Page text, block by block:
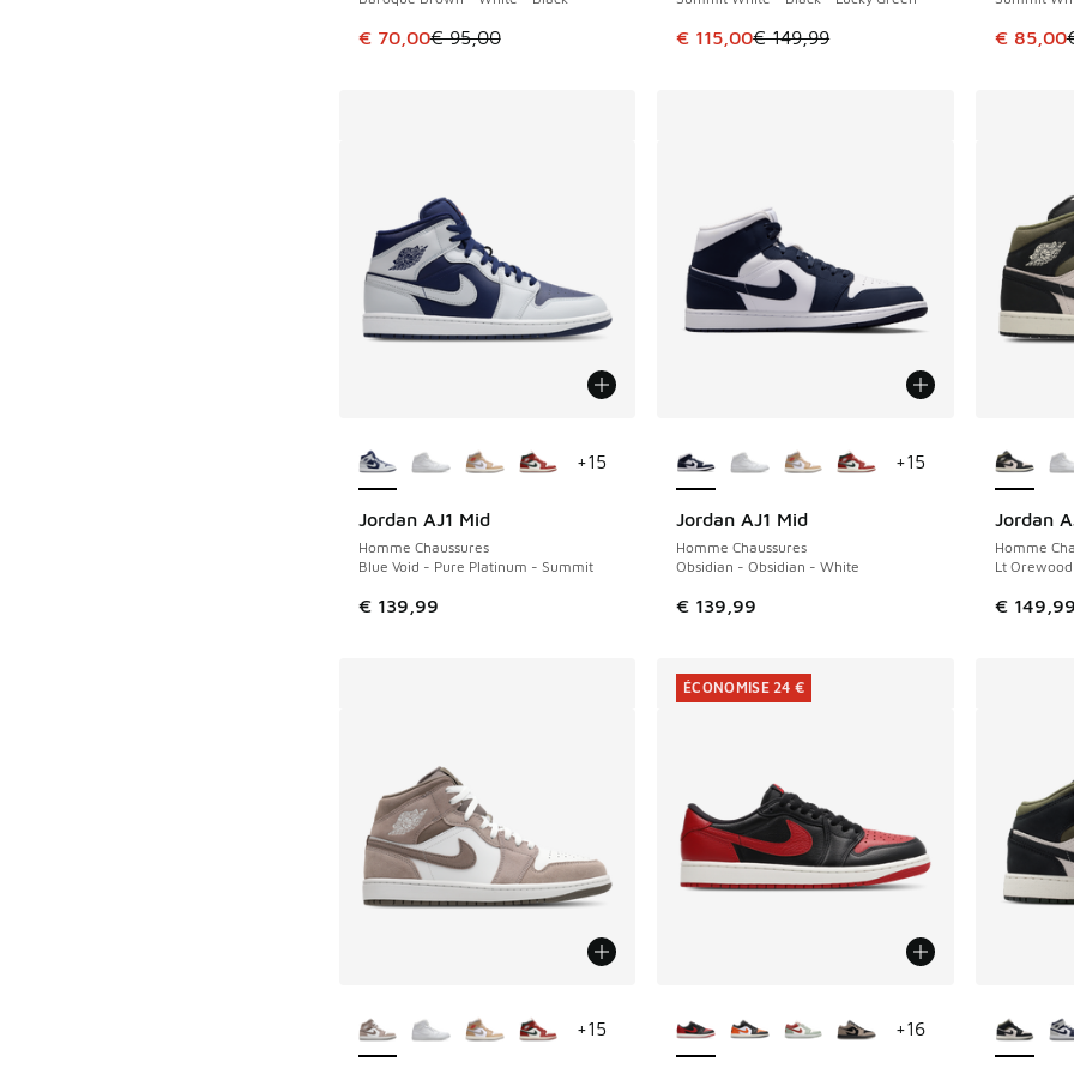
Cet article est en promotion. Prix en baisse de € 95,00 à € 70,00
€ 70,00€ 95,00 Cet article est en promotion. Prix en baisse
€ 115,00€ 149,99 Cet
€ 85,00
Jordan AJ1 Mid
Homme Chaussures
Blue Void - Pure Platinum - Summit
€ 139,99
+15
Jordan AJ1 Mid
Homme Chaussures
Obsidian - Obsidian - White
€ 139,99
+15
Jordan
Homme
Lt
€ 149,99
+15
+16
ÉCONOMISE 24 €